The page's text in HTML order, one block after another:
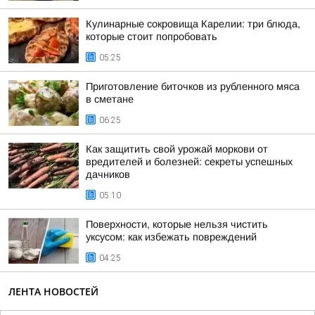
Кулинарные сокровища Карелии: три блюда,
которые стоит попробовать
05:25
Приготовление биточков из рубленного мяса
в сметане
06:25
Как защитить свой урожай моркови от
вредителей и болезней: секреты успешных
дачников
05:10
Поверхности, которые нельзя чистить
уксусом: как избежать повреждений
04:25
ЛЕНТА НОВОСТЕЙ